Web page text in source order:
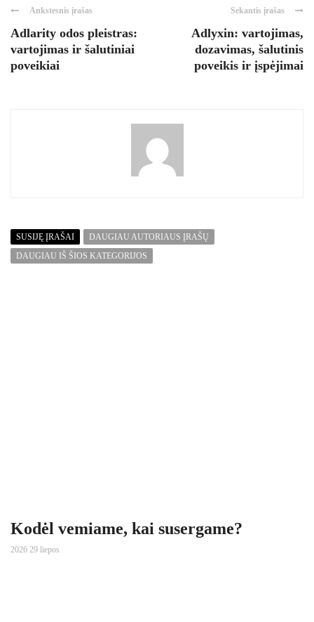
Ankstesnis įrašas
Adlarity odos pleistras:
vartojimas ir šalutiniai
poveikiai
Sekantis įrašas
Adlyxin: vartojimas,
dozavimas, šalutinis
poveikis ir įspėjimai
SUSIJĘ ĮRAŠAI
DAUGIAU AUTORIAUS ĮRAŠŲ
DAUGIAU IŠ ŠIOS KATEGORIJOS
Kodėl vemiame, kai susergame?
2026 29 liepos